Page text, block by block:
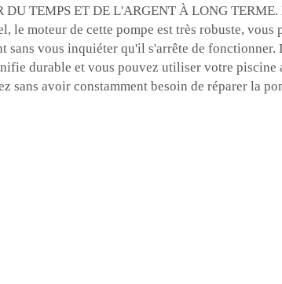
DU TEMPS ET DE L'ARGENT À LONG
le moteur de cette pompe est très robuste, vous
sans vous inquiéter qu'il s'arrête de fonctionner.
durable et vous pouvez utiliser votre piscine
sans avoir constamment besoin de réparer la